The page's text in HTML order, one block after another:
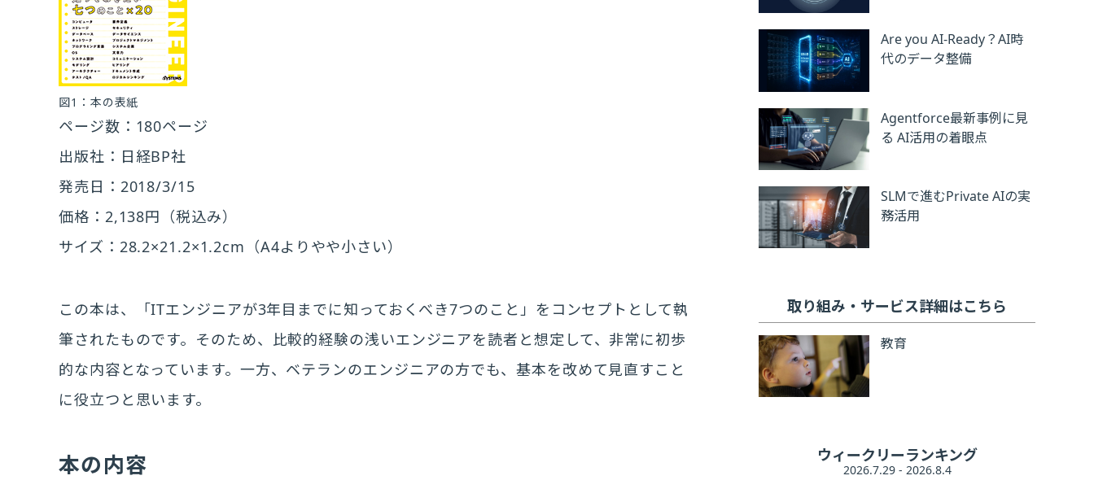
図1：本の表紙
ページ数：180ページ
出版社：日経BP社
発売日：2018/3/15
価格：2,138円（税込み）
サイズ：28.2×21.2×1.2cm（A4よりやや小さい）
この本は、「ITエンジニアが3年目までに知っておくべき7つのこと」をコンセプトとして執
筆されたものです。そのため、比較的経験の浅いエンジニアを読者と想定して、非常に初歩
的な内容となっています。一方、ベテランのエンジニアの方でも、基本を改めて見直すこと
に役立つと思います。
本の内容
Are you AI-Ready？AI時
代のデータ整備
Agentforce最新事例に見
る AI活用の着眼点
SLMで進むPrivate AIの実
務活用
取り組み・サービス詳細はこちら
教育
ウィークリーランキング
2026.7.29 - 2026.8.4